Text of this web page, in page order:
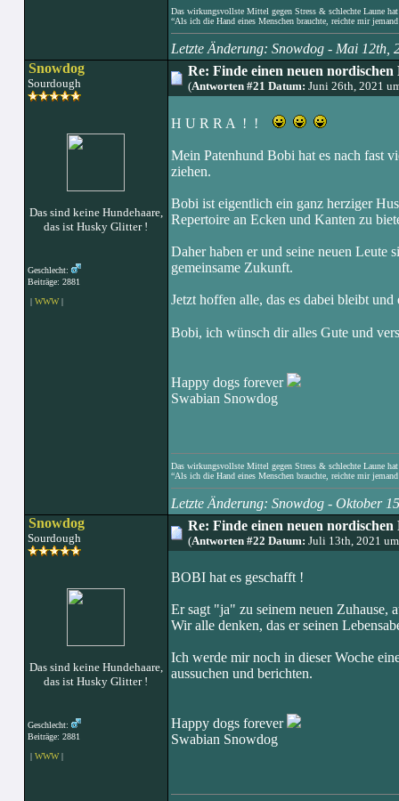
Das wirkungsvollste Mittel gegen Stress & schlechte Laune
“Als ich die Hand eines Menschen brauchte, reichte mir jemand
Letzte Änderung: Snowdog - Mai 12th,
Snowdog
Sourdough
Das sind keine Hundehaare,
das ist Husky Glitter !
Geschlecht:
Beiträge: 2881
| WWW|
Re: Finde einen neuen
(Antworten #21 Datum: Juni 26th, 2021
H U R R A ! !
Mein Patenhund Bobi hat es nach fast
ziehen.
Bobi ist eigentlich ein ganz herziger
Repertoire an Ecken und Kanten zu
Daher haben er und seine neuen
gemeinsame Zukunft.
Jetzt hoffen alle, das es dabei bleibt
Bobi, ich wünsch dir alles Gute und
Happy dogs forever
Swabian Snowdog
Das wirkungsvollste Mittel gegen Stress & schlechte Laune
“Als ich die Hand eines Menschen brauchte, reichte mir jemand
Letzte Änderung: Snowdog - Oktober
Snowdog
Sourdough
Das sind keine Hundehaare,
das ist Husky Glitter !
Geschlecht:
Beiträge: 2881
| WWW|
Re: Finde einen neuen
(Antworten #22 Datum: Juli 13th, 2021
BOBI hat es geschafft !
Er sagt "ja" zu seinem neuen Zuhause,
Wir alle denken, das er seinen
Ich werde mir noch in dieser Woche
aussuchen und berichten.
Happy dogs forever
Swabian Snowdog